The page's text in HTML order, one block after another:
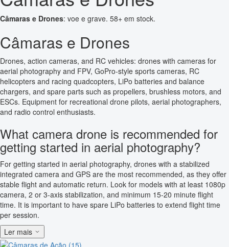
Câmaras e Drones: voe e grave. 58+ em stock.
Câmaras e Drones
Drones, action cameras, and RC vehicles: drones with cameras for
aerial photography and FPV, GoPro-style sports cameras, RC
helicopters and racing quadcopters, LiPo batteries and balance
chargers, and spare parts such as propellers, brushless motors, and
ESCs. Equipment for recreational drone pilots, aerial photographers,
and radio control enthusiasts.
What camera drone is recommended for
getting started in aerial photography?
For getting started in aerial photography, drones with a stabilized
integrated camera and GPS are the most recommended, as they offer
stable flight and automatic return. Look for models with at least 1080p
camera, 2 or 3-axis stabilization, and minimum 15-20 minute flight
time. It is important to have spare LiPo batteries to extend flight time
per session.
Ler mais